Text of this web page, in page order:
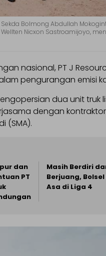
Sekda Bolmong Abdullah
Wellten Nicxon Sastroamijoyo,
nasional, PT J
pengurangan emisi
dua unit truk
dengan kontraktor
(SMA).
dan
PT
Masih Berdiri
Berjuang, Bolsel
Asa di Liga 4